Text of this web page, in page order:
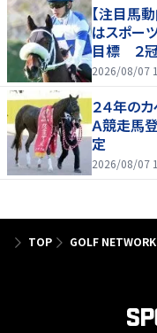
【注目馬
はスポー
目標 ２
2026/08/07
２４年の
Ａ競走馬
定
2026/08/07
TOP GOLF NETWORK